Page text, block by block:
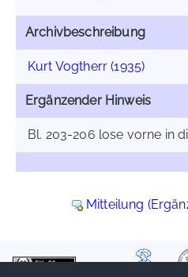
Archivbeschreibung
Kurt Vogtherr (1935)
Ergänzender Hinweis
Bl. 203-206 lose vorne in
Mitteilung